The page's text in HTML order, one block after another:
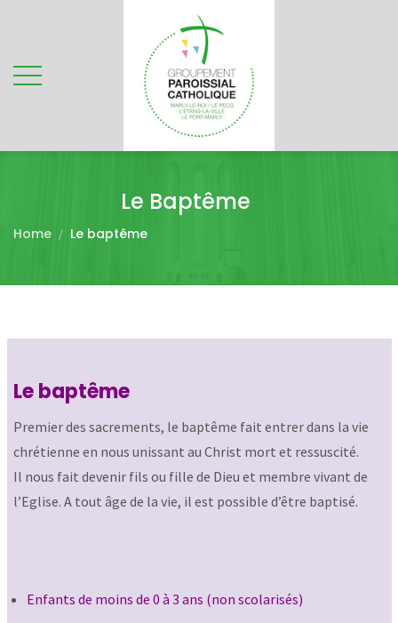
Le Baptême
Home Le baptême
Le baptême
Premier des sacrements, le baptême fait entrer dans la vie
chrétienne en nous unissant au Christ mort et ressuscité.
Il nous fait devenir fils ou fille de Dieu et membre vivant de
l’Eglise. A tout âge de la vie, il est possible d’être baptisé.
Enfants de moins de 0 à 3 ans (non scolarisés)